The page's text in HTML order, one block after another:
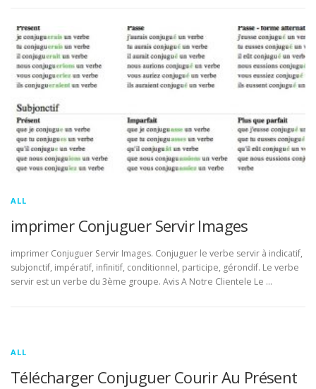
ALL
imprimer Conjuguer Servir Images
imprimer Conjuguer Servir Images. Conjuguer le verbe servir à indicatif,
subjonctif, impératif, infinitif, conditionnel, participe, gérondif. Le verbe
servir est un verbe du 3ème groupe. Avis A Notre Clientele Le …
ALL
Télécharger Conjuguer Courir Au Présent